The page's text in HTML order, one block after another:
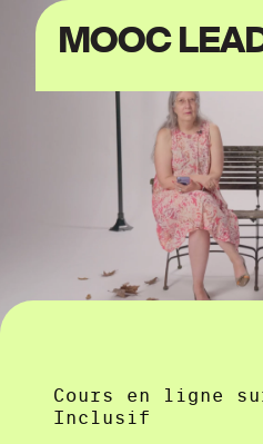
MOOC
Cours en ligne
Inclusif